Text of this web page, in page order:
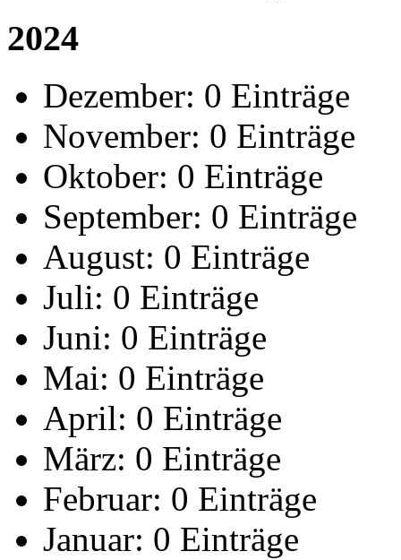
2024
Dezember: 0 Einträge
November: 0 Einträge
Oktober: 0 Einträge
September: 0 Einträge
August: 0 Einträge
Juli: 0 Einträge
Juni: 0 Einträge
Mai: 0 Einträge
April: 0 Einträge
März: 0 Einträge
Februar: 0 Einträge
Januar: 0 Einträge